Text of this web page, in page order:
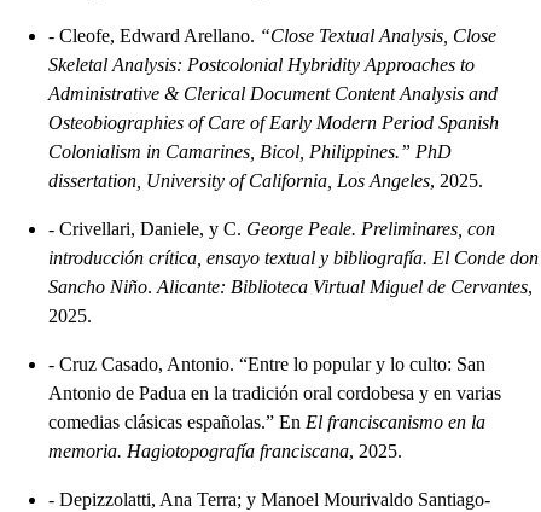
- Cleofe, Edward Arellano. “Close Textual Analysis, Close
Skeletal Analysis: Postcolonial Hybridity Approaches to
Administrative & Clerical Document Content Analysis and
Osteobiographies of Care of Early Modern Period Spanish
Colonialism in Camarines, Bicol, Philippines.” PhD
dissertation, University of California, Los Angeles, 2025.
- Crivellari, Daniele, y C. George Peale. Preliminares, con
introducción crítica, ensayo textual y bibliografía. El Conde don
Sancho Niño. Alicante: Biblioteca Virtual Miguel de Cervantes,
2025.
- Cruz Casado, Antonio. “Entre lo popular y lo culto: San
Antonio de Padua en la tradición oral cordobesa y en varias
comedias clásicas españolas.” En El franciscanismo en la
memoria. Hagiotopografía franciscana, 2025.
- Depizzolatti, Ana Terra; y Manoel Mourivaldo Santiago-